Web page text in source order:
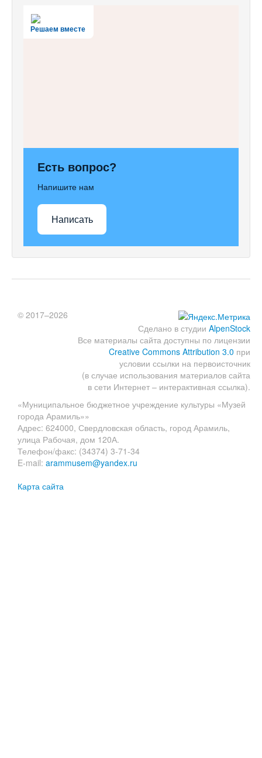
Решаем вместе
Есть вопрос?
Напишите нам
Написать
Сделано в студии AlpenStock
Все материалы сайта доступны по лицензии
Creative Commons Attribution 3.0 при
условии ссылки на первоисточник
(в случае использования материалов сайта
в сети Интернет – интерактивная ссылка).
© 2017–2026
«Муниципальное бюджетное учреждение культуры «Музей
города Арамиль»»
Адрес: 624000, Свердловская область, город Арамиль,
улица Рабочая, дом 120А.
Телефон/факс: (34374) 3-71-34
E-mail: arammusem@yandex.ru
Карта сайта